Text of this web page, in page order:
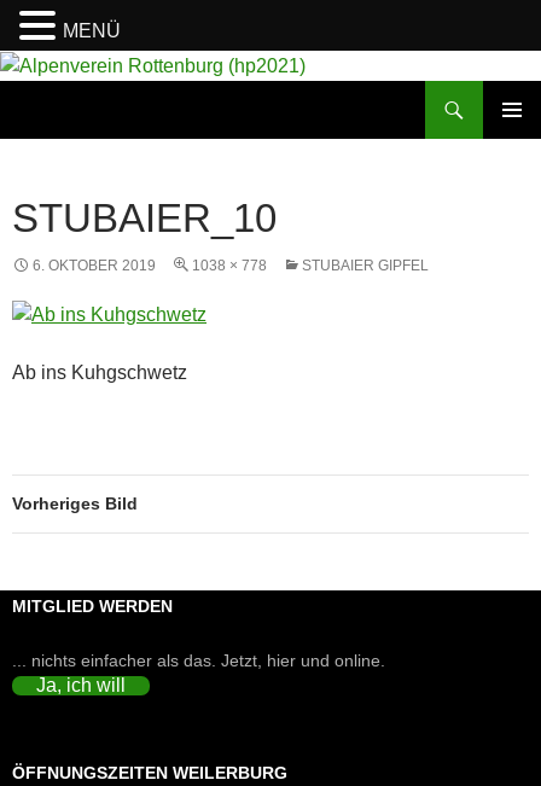
STUBAIER_10
6. OKTOBER 2019 1038 × 778 STUBAIER GIPFEL
Ab ins Kuhgschwetz
Vorheriges Bild
MITGLIED WERDEN
... nichts einfacher als das. Jetzt, hier und online.
Ja, ich will
ÖFFNUNGSZEITEN WEILERBURG
MENÜ